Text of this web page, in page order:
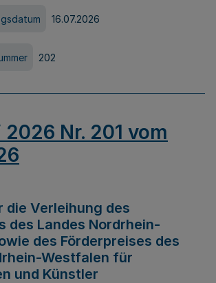
16.07.2026
202
2026 Nr. 201 vom
die Verleihung des
des Landes Nordrhein-
des Förderpreises des
Westfalen für
und Künstler